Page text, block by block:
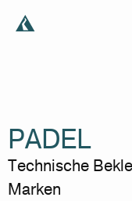
PADEL
Technische
Marken